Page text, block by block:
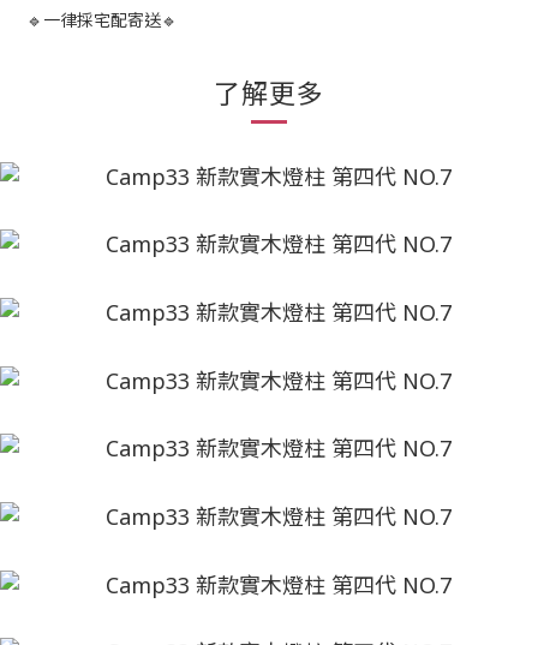
🔹一律採宅配寄送🔹
了解更多